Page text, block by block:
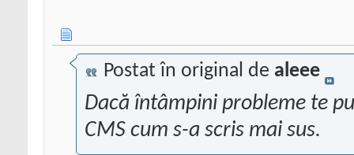
Postat în original de aleee
Dacă întâmpini probleme te
CMS cum s-a scris mai sus.